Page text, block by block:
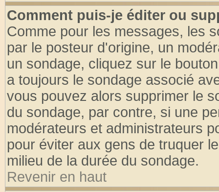
Comment puis-je éditer ou
Comme pour les messages, les
par le posteur d'origine, un
un sondage, cliquez sur le
a toujours le sondage associé
vous pouvez alors supprimer le
du sondage, par contre, si une
modérateurs et administrateurs
pour éviter aux gens de truquer
milieu de la durée du sondage.
Revenir en haut